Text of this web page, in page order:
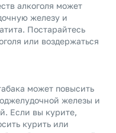
алкоголя может
железу и
Постарайтесь
или воздержаться
может повысить
железы и
Если вы курите,
курить или